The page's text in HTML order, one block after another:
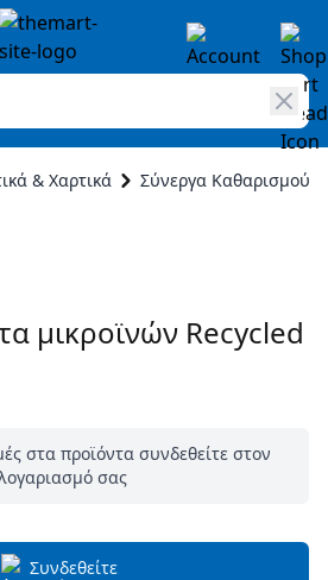
& Χαρτικά Σύνεργα Καθαρισμού
μικροϊνών Recycled
στα προϊόντα συνδεθείτε στον
σας
Συνδεθείτε